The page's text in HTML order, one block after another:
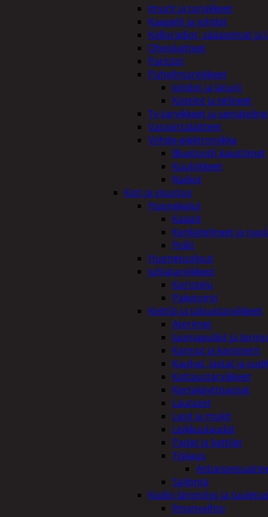
Imurit ja tarvikkeet
Kaapelit ja johdot
Kelloradiot, sääasemat
Oheislaitteet
Paristot
Puhelintarvikkeet
Johdot ja laturit
Kotelot ja telineet
Tv-tarvikkeet ja
Varavirtalaitteet
Viihde-elektroniikka
Bluetooth kaiuttimet
Kuulokkeet
Radiot
Koti ja sisustus
Huonekalut
Kaapit
Kenkätelineet ja
Peilit
Huonetuoksut
Juhlatarvikkeet
Koristelu
Paketointi
Keittiö ja taloustarvikkeet
Aterimet
Juomapullot ja
Kannut ja kanisterit
Kauhat, lastat ja
Kattaustarvikkeet
Kertakäyttöastiat
Lautaset
Lasit ja mukit
Leikkuulaudat
Padat ja kattilat
Tiskaus
Säilöntä
Kodin lämmitys ja tuuletus
Ilmanvaihto